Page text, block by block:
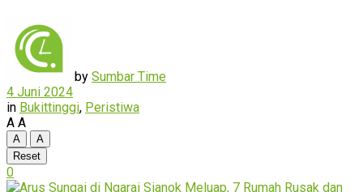
by Sumbar Time
4 Juni 2024
in Bukittinggi, Peristiwa
A A
A
A
Reset
0